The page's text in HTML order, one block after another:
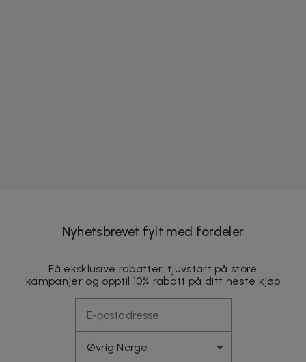
Nyhetsbrevet fylt med fordeler
Få eksklusive rabatter, tjuvstart på store
kampanjer og opptil 10% rabatt på ditt neste kjøp